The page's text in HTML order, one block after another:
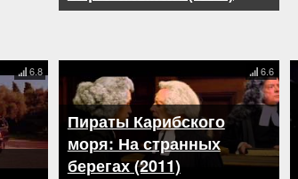
6.8
Пираты Карибского
моря: На странных
берегах (2011)
6.6